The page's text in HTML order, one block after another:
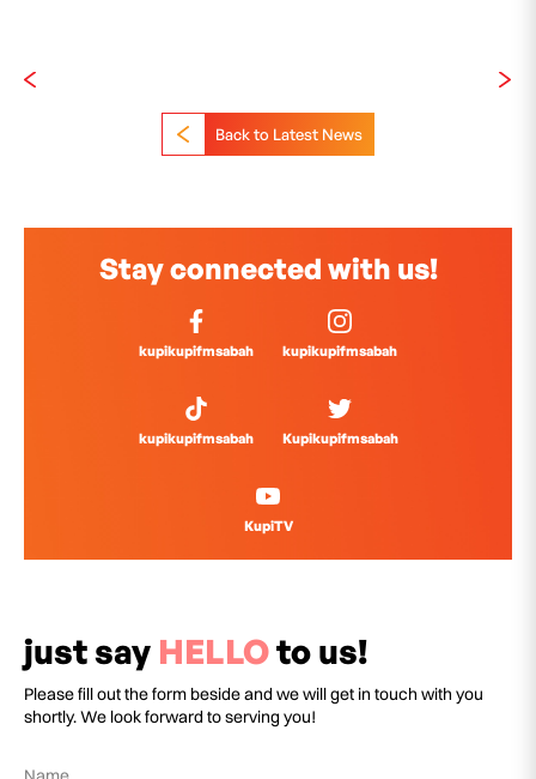
Back to Latest News
Stay connected with us!
kupikupifmsabah kupikupifmsabah
kupikupifmsabah Kupikupifmsabah
KupiTV
just say HELLOto us!
Please fill out the form beside and we will get in touch with you
shortly. We look forward to serving you!